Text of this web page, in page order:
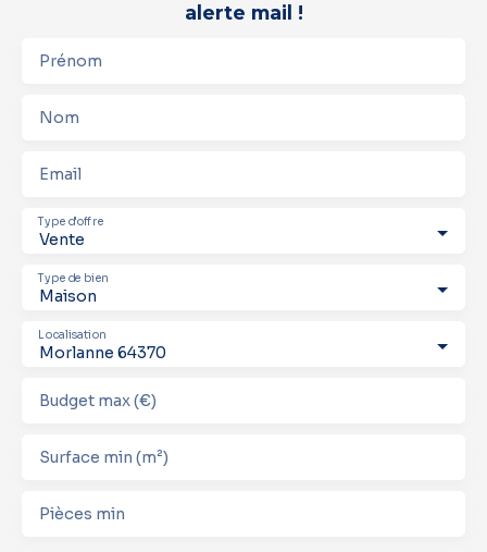
alerte mail !
Prénom
Nom
Email
Vente
Type d'offre
Maison
Type de bien
Morlanne 64370
Localisation
Budget max (€)
Surface min (m²)
Pièces min